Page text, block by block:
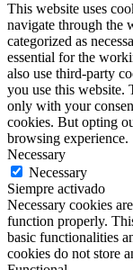
This website uses
navigate through the
categorized as
essential for the
also use third-party
you use this website.
only with your
cookies. But opting
browsing experience.
Necessary
Necessary
Siempre activado
Necessary cookies
function properly.
basic functionalities
cookies do not store